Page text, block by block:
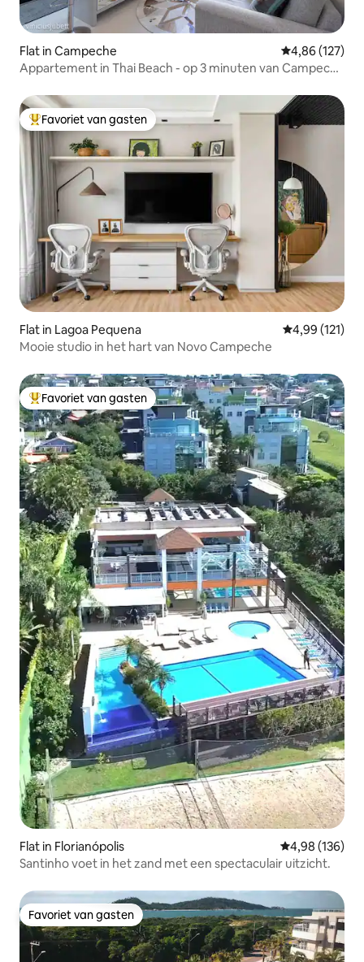
Flat in Campeche Gemiddelde
4,86 (127)
Appartement in Thai Beach - op 3 minuten van Campeche
Topfavoriet van gasten
Favoriet van gasten
Flat in Lagoa Pequena Gemiddelde
4,99 (121)
Mooie studio in het hart van Novo Campeche
Topfavoriet van gasten
Favoriet van gasten
Flat in Florianópolis Gemiddelde
4,98 (136)
Santinho voet in het zand met een spectaculair uitzicht.
Favoriet van gasten
Favoriet van gasten